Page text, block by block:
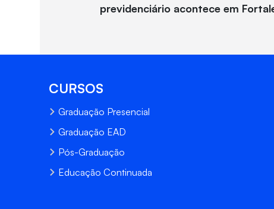
previdenciário acontece em
CURSOS
Graduação Presencial
Graduação EAD
Pós-Graduação
Educação Continuada